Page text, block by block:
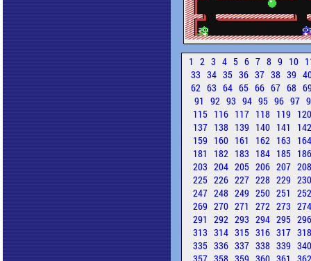
1 2 3 4 5 6 7 8 9 10
33 34 35 36 37 38 39
62 63 64 65 66 67 68
91 92 93 94 95 96 97
115 116 117 118 119
137 138 139 140 141
159 160 161 162 163
181
182 183 184 185
203 204 205 206 207
225 226 227 228 229
247 248 249 250 251
269 270 271 272 273
291 292 293 294 295
313 314 315 316 317
335 336 337 338 339